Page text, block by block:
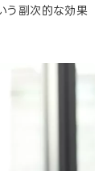
う副次的な効果